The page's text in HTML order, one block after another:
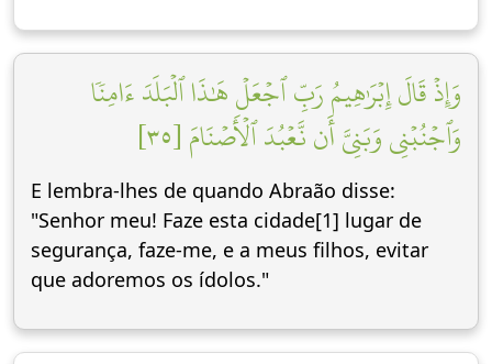
وَإِذۡ قَالَ إِبۡرَٰهِيمُ رَبِّ ٱجۡعَلۡ هَٰذَا ٱلۡبَلَدَ ءَامِنٗا
وَٱجۡنُبۡنِي وَبَنِيَّ أَن نَّعۡبُدَ ٱلۡأَصۡنَامَ [٣٥]
E lembra-lhes de quando Abraão disse:
"Senhor meu! Faze esta cidade[1] lugar de
segurança, faze-me, e a meus filhos, evitar
que adoremos os ídolos."